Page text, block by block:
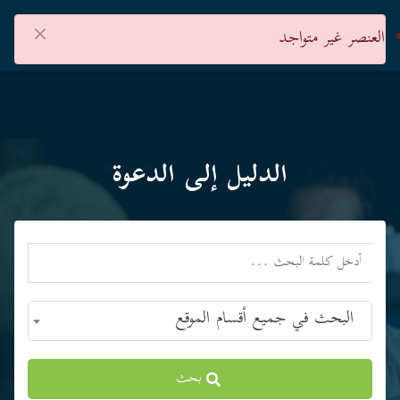
العنصر غير متواجد ×
الدليل إلى الدعوة
البحث في جميع أقسام الموقع
بحث